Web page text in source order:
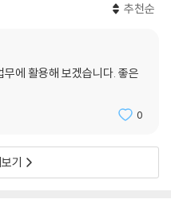
이 디지털 세상에서 문제를 발견
님들과 함께 배우며 공유하는
께 펴낸 책이 그런 변화의 마중
선생님들뿐 아니라 다양한 공공
추천순
에 활용해 보겠습니다. 좋은
0
기